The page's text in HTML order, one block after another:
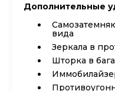
Дополнительные
вида
Зеркала в
Шторка в